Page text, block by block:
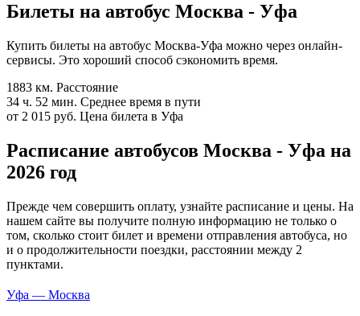
Билеты на автобус Москва - Уфа
Купить билеты на автобус Москва-Уфа можно через онлайн-
сервисы. Это хороший способ сэкономить время.
1883 км. Расстояние
34 ч. 52 мин. Среднее время в пути
от 2 015 руб. Цена билета в Уфа
Расписание автобусов Москва - Уфа на
2026 год
Прежде чем совершить оплату, узнайте расписание и цены. На
нашем сайте вы получите полную информацию не только о
том, сколько стоит билет и времени отправления автобуса, но
и о продолжительности поездки, расстоянии между 2
пунктами.
Уфа — Москва